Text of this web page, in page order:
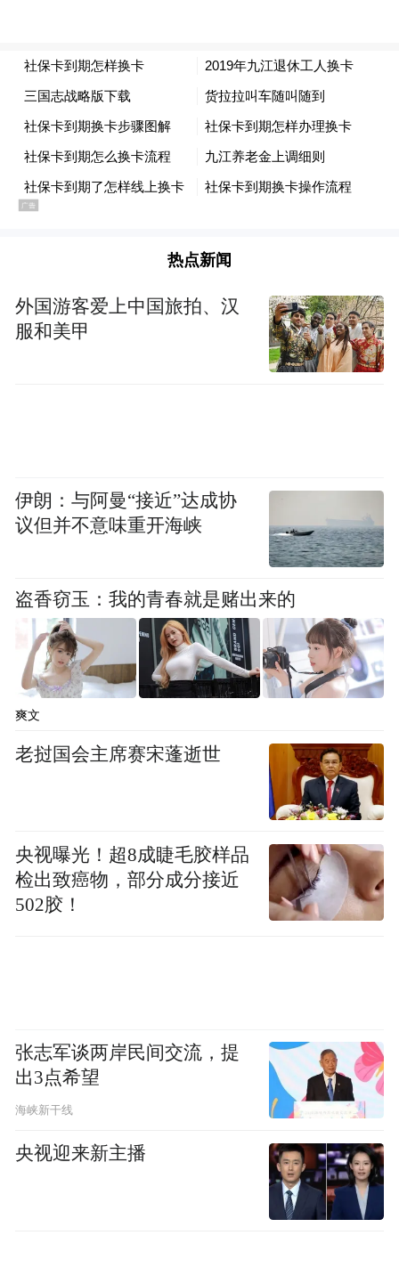
热点新闻
外国游客爱上中国旅拍、汉
服和美甲
伊朗：与阿曼“接近”达成协
议但并不意味重开海峡
盗香窃玉：我的青春就是赌出来的
爽文
老挝国会主席赛宋蓬逝世
央视曝光！超8成睫毛胶样品
检出致癌物，部分成分接近
502胶！
张志军谈两岸民间交流，提
出3点希望
海峡新干线
央视迎来新主播